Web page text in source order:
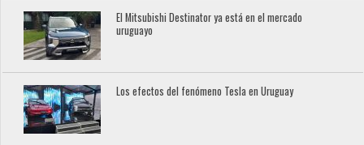
El Mitsubishi Destinator ya está en el mercado
uruguayo
Los efectos del fenómeno Tesla en Uruguay